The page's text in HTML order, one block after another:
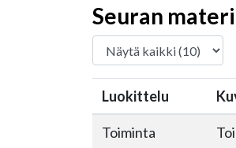
Seuran
Luokittelu
Toiminta